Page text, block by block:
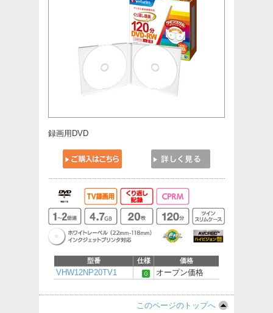
録画用DVD
型番 仕様 価格
VHW12NP20TV1 オープン価格
このページのトップへ